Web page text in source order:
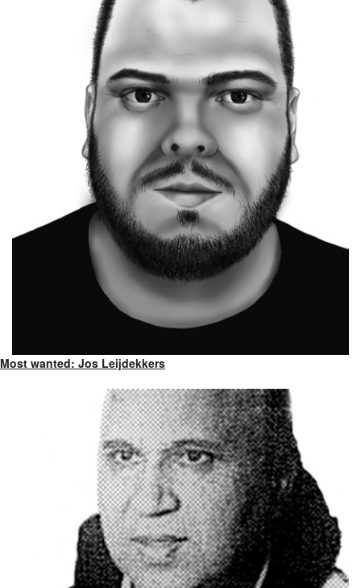
Most wanted: Jos Leijdekkers